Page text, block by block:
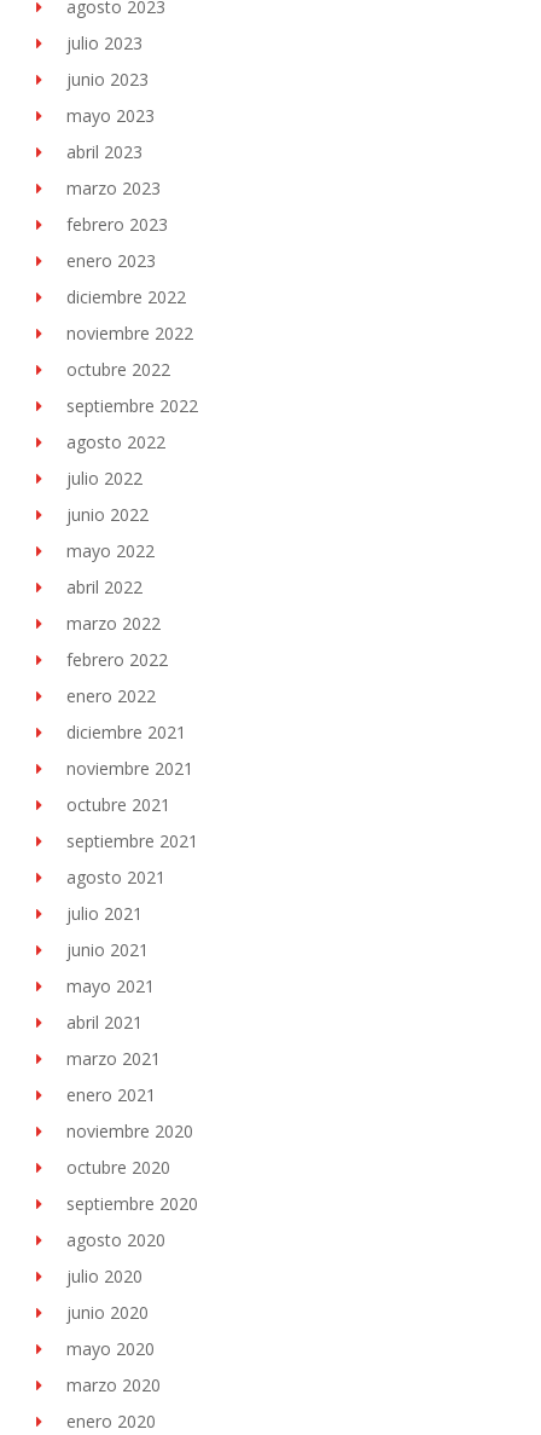
agosto 2023
julio 2023
junio 2023
mayo 2023
abril 2023
marzo 2023
febrero 2023
enero 2023
diciembre 2022
noviembre 2022
octubre 2022
septiembre 2022
agosto 2022
julio 2022
junio 2022
mayo 2022
abril 2022
marzo 2022
febrero 2022
enero 2022
diciembre 2021
noviembre 2021
octubre 2021
septiembre 2021
agosto 2021
julio 2021
junio 2021
mayo 2021
abril 2021
marzo 2021
enero 2021
noviembre 2020
octubre 2020
septiembre 2020
agosto 2020
julio 2020
junio 2020
mayo 2020
marzo 2020
enero 2020